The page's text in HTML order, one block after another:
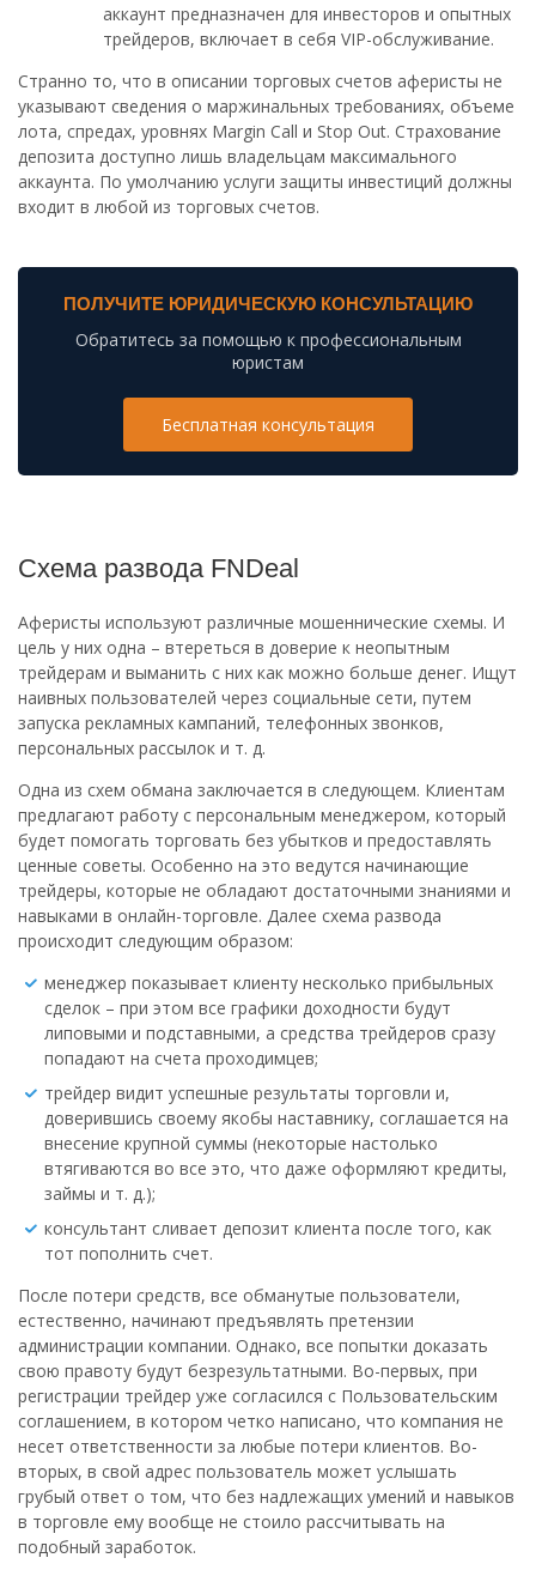
аккаунт предназначен для инвесторов и опытных
трейдеров, включает в себя VIP-обслуживание.
Странно то, что в описании торговых счетов аферисты не
указывают сведения о маржинальных требованиях, объеме
лота, спредах, уровнях Margin Call и Stop Out. Страхование
депозита доступно лишь владельцам максимального
аккаунта. По умолчанию услуги защиты инвестиций должны
входит в любой из торговых счетов.
ПОЛУЧИТЕ ЮРИДИЧЕСКУЮ КОНСУЛЬТАЦИЮ
Обратитесь за помощью к профессиональным
юристам
Бесплатная консультация
Схема развода FNDeal
Аферисты используют различные мошеннические схемы. И
цель у них одна – втереться в доверие к неопытным
трейдерам и выманить с них как можно больше денег. Ищут
наивных пользователей через социальные сети, путем
запуска рекламных кампаний, телефонных звонков,
персональных рассылок и т. д.
Одна из схем обмана заключается в следующем. Клиентам
предлагают работу с персональным менеджером, который
будет помогать торговать без убытков и предоставлять
ценные советы. Особенно на это ведутся начинающие
трейдеры, которые не обладают достаточными знаниями и
навыками в онлайн-торговле. Далее схема развода
происходит следующим образом:
менеджер показывает клиенту несколько прибыльных
сделок – при этом все графики доходности будут
липовыми и подставными, а средства трейдеров сразу
попадают на счета проходимцев;
трейдер видит успешные результаты торговли и,
доверившись своему якобы наставнику, соглашается на
внесение крупной суммы (некоторые настолько
втягиваются во все это, что даже оформляют кредиты,
займы и т. д.);
консультант сливает депозит клиента после того, как
тот пополнить счет.
После потери средств, все обманутые пользователи,
естественно, начинают предъявлять претензии
администрации компании. Однако, все попытки доказать
свою правоту будут безрезультатными. Во-первых, при
регистрации трейдер уже согласился с Пользовательским
соглашением, в котором четко написано, что компания не
несет ответственности за любые потери клиентов. Во-
вторых, в свой адрес пользователь может услышать
грубый ответ о том, что без надлежащих умений и навыков
в торговле ему вообще не стоило рассчитывать на
подобный заработок.